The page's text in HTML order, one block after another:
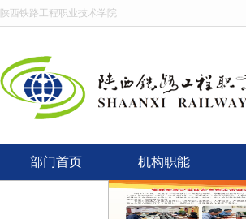
陕西铁路工程职业技术学院
部门首页 机构职能